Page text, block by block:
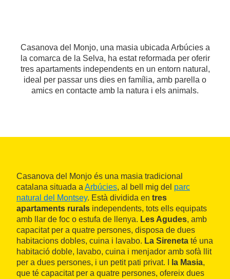
Casanova del Monjo, una masia ubicada Arbúcies a
la comarca de la Selva, ha estat reformada per oferir
tres apartaments independents en un entorn natural,
ideal per passar uns dies en família, amb parella o
amics en contacte amb la natura i els animals.
Casanova del Monjo és una masia tradicional
catalana situada a Arbúcies, al bell mig del parc
natural del Montsey. Està dividida en tres
apartaments rurals independents, tots ells equipats
amb llar de foc o estufa de llenya. Les Agudes, amb
capacitat per a quatre persones, disposa de dues
habitacions dobles, cuina i lavabo. La Sireneta té una
habitació doble, lavabo, cuina i menjador amb sofà llit
per a dues persones, i un petit pati privat. I
la Masia,
que té capacitat per a quatre persones, ofereix dues